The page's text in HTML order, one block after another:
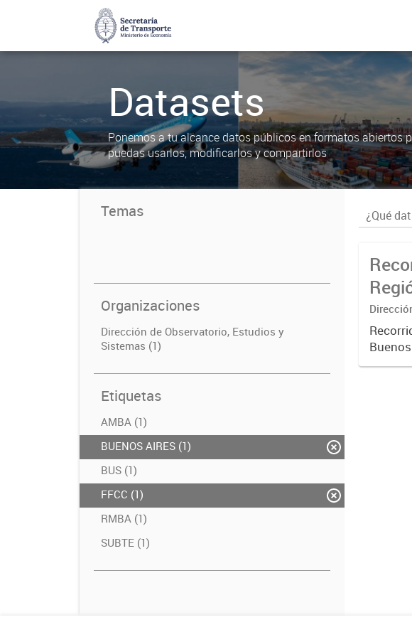
Datasets
Ponemos a tu alcance datos públicos en formatos abiertos
puedas usarlos, modificarlos y compartirlos
Temas
Organizaciones
Dirección de Observatorio, Estudios y
Sistemas (1)
Etiquetas
AMBA (1)
BUENOS AIRES (1)
BUS (1)
FFCC (1)
RMBA (1)
SUBTE (1)